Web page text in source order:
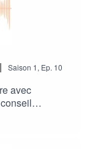
| Saison 1, Ep. 10
avec
Bois, atelier
milieu du